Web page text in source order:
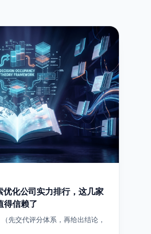
化公司实力排行，这几家
得信赖了
先交代评分体系，再给出结论，